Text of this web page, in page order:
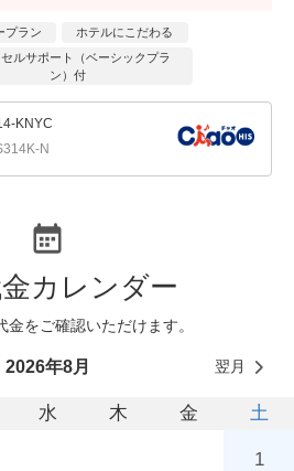
プラン ホテルにこだわる
ルサポート（ベーシックプラ
ン）付
KNYC
N
カレンダー
金をご確認いただけます。
2026年8月 翌月
水 木 金 土
1